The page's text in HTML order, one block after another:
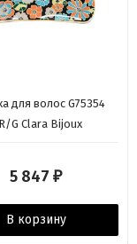
для волос G75354
G Clara Bijoux
5 847 ₽
В корзину